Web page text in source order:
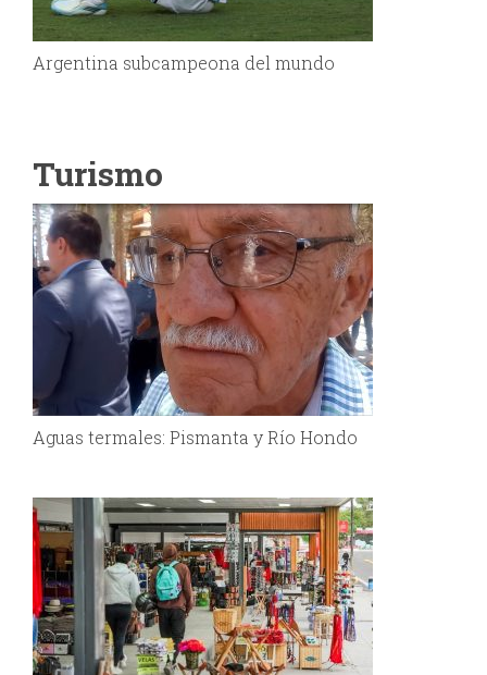
Argentina subcampeona del mundo
Turismo
Aguas termales: Pismanta y Río Hondo